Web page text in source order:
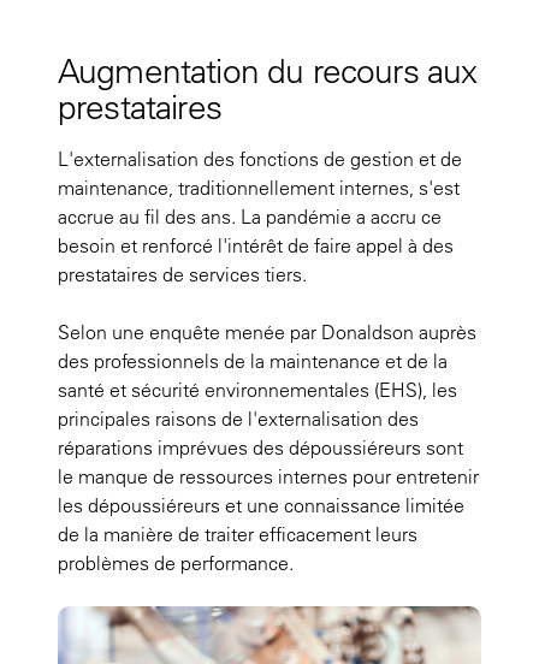
Augmentation du recours aux
prestataires
L'externalisation des fonctions de gestion et de
maintenance, traditionnellement internes, s'est
accrue au fil des ans. La pandémie a accru ce
besoin et renforcé l'intérêt de faire appel à des
prestataires de services tiers.
Selon une enquête menée par Donaldson auprès
des professionnels de la maintenance et de la
santé et sécurité environnementales (EHS), les
principales raisons de l'externalisation des
réparations imprévues des dépoussiéreurs sont
le manque de ressources internes pour entretenir
les dépoussiéreurs et une connaissance limitée
de la manière de traiter efficacement leurs
problèmes de performance.